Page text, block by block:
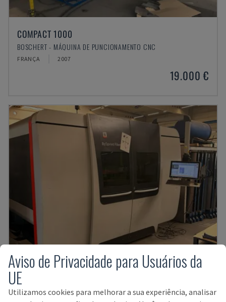
COMPACT 1000
BOSCHERT - MÁQUINA DE PUNCIONAMENTO CNC
FRANÇA 2007
19.000 €
BYSPRINT FIBER 3015
BYSTRONIC - MÁQUINA DE CORTE A LASER DE FIBRA
Aviso de Privacidade para Usuários da
UE
Utilizamos cookies para melhorar a sua experiência, analisar